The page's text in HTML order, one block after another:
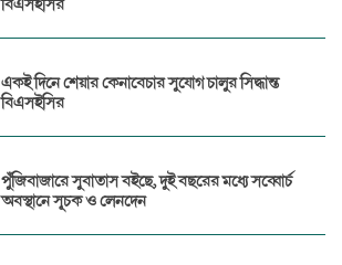
একই দিনে শেয়ার কেনাবেচার সুযোগ চালুর সিদ্ধান্ত
বিএসইসির
পুঁজিবাজারে সুবাতাস বইছে, দুই বছরের মধ্যে সব্বোর্চ
অবস্থানে সূচক ও লেনদেন